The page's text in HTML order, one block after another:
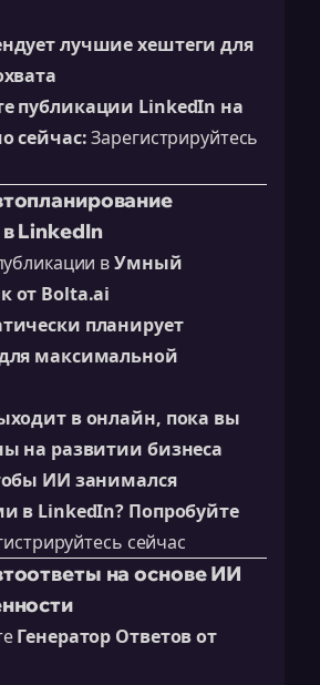
лучшие хештеги для
публикации LinkedIn на
сейчас:Зарегистрируйтесь
LinkedIn
вУмный
от Bolta.ai
планирует
максимальной
в онлайн, пока вы
на развитии бизнеса
ИИ занимался
в LinkedIn? Попробуйте
сейчас
на основе ИИ
Генератор Ответов от